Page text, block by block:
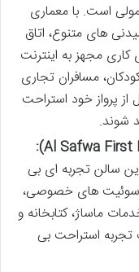
است. با معماری
های متنوع، اتاق
مجهز به اینترنت
مسافران تجاری
پرواز خود استراحت
شوند.
سالن تجربه ای بی
سوئیت های خصوصی،
ماساژ، کتابخانه و
استراحت بی